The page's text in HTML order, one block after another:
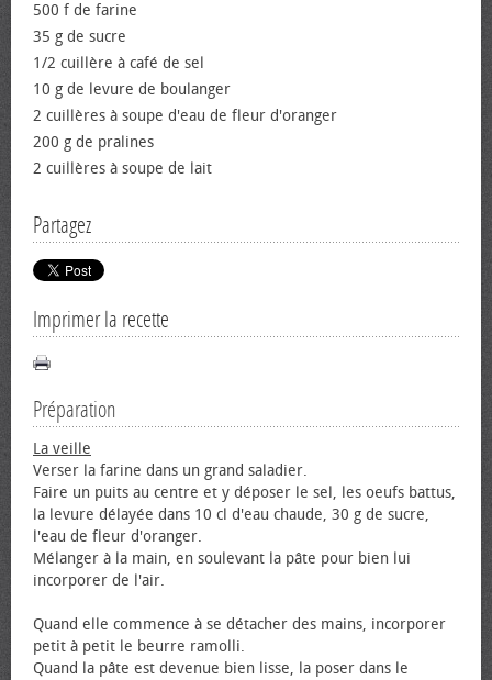
500 f de farine
35 g de sucre
1/2 cuillère à café de sel
10 g de levure de boulanger
2 cuillères à soupe d'eau de fleur d'oranger
200 g de pralines
2 cuillères à soupe de lait
Partagez
Imprimer la recette
Préparation
La veille
Verser la farine dans un grand saladier.
Faire un puits au centre et y déposer le sel, les œufs battus,
la levure délayée dans 10 cl d'eau chaude, 30 g de sucre,
l'eau de fleur d'oranger.
Mélanger à la main, en soulevant la pâte pour bien lui
incorporer de l'air.
Quand elle commence à se détacher des mains, incorporer
petit à petit le beurre ramolli.
Quand la pâte est devenue bien lisse, la poser dans le